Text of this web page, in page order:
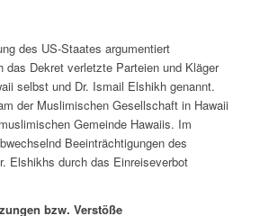
des US-Staates argumentiert
das Dekret verletzte Parteien und Kläger
selbst und Dr. Ismail Elshikh genannt.
der Muslimischen Gesellschaft in Hawaii
Gemeinde Hawaiis. Im
Beeinträchtigungen des
Elshikhs durch das Einreiseverbot
bzw. Verstöße